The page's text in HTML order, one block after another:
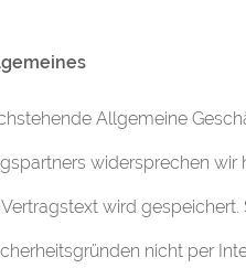
Allgemeine
widersprechen wir
Vertragstext wird
nicht per